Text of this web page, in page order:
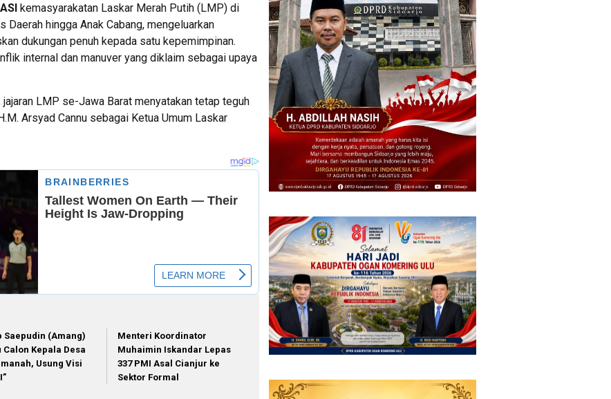
kemasyarakatan Laskar Merah Putih (LMP) di
Daerah hingga Anak Cabang, mengeluarkan
dukungan penuh kepada satu kepemimpinan.
internal dan manuver yang diklaim sebagai upaya
LMP se-Jawa Barat menyatakan tetap teguh
Arsyad Cannu sebagai Ketua Umum Laskar
Saepudin (Amang)
Calon Kepala Desa
Usung Visi
Menteri Koordinator
Muhaimin Iskandar Lepas
337 PMI Asal Cianjur ke
Sektor Formal